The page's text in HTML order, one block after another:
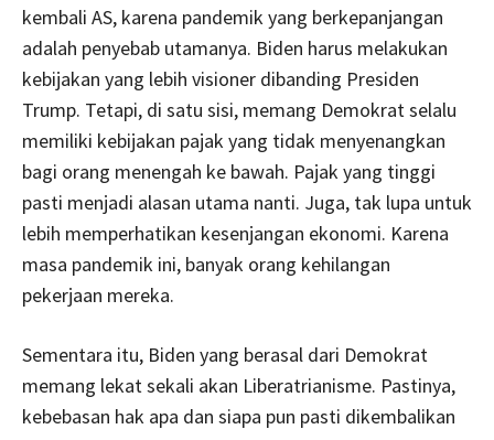
kembali AS, karena pandemik yang berkepanjangan
adalah penyebab utamanya. Biden harus melakukan
kebijakan yang lebih visioner dibanding Presiden
Trump. Tetapi, di satu sisi, memang Demokrat selalu
memiliki kebijakan pajak yang tidak menyenangkan
bagi orang menengah ke bawah. Pajak yang tinggi
pasti menjadi alasan utama nanti. Juga, tak lupa untuk
lebih memperhatikan kesenjangan ekonomi. Karena
masa pandemik ini, banyak orang kehilangan
pekerjaan mereka.
Sementara itu, Biden yang berasal dari Demokrat
memang lekat sekali akan Liberatrianisme. Pastinya,
kebebasan hak apa dan siapa pun pasti dikembalikan